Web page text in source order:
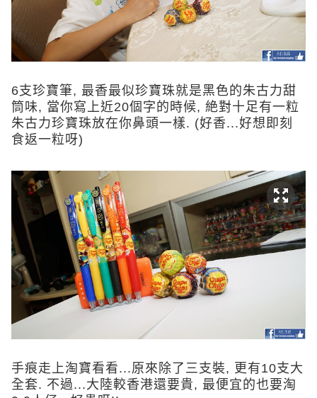
6支珍寶筆, 最香最似珍寶珠就是黑色的朱古力甜
筒味, 當你寫上近20個字的時候, 絶對十足有一粒
朱古力珍寶珠放在你鼻頭一樣. (好香...好想即刻
食返一粒呀)
手痕走上淘寶看看...原來除了三支裝, 更有10支大
全套. 不過...大陸較香港還要貴, 最便宜的也要淘